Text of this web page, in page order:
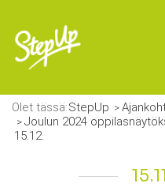
Olet tässä:StepUp
Joulun 2024
15.12.